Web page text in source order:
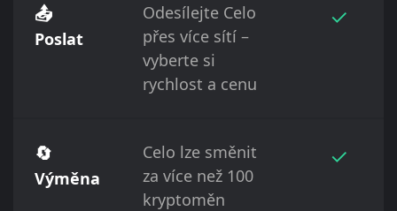
📤
Poslat
Odesílejte Celo
přes více sítí –
vyberte si
rychlost a cenu
✓
🔄
Výměna
Celo lze směnit
za více než 100
kryptoměn
✓